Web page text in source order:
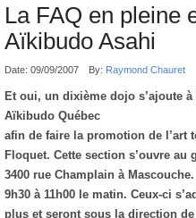
La FAQ en pleine
Aïkibudo Asahi
Date: 09/09/2007 By: Raymond Chauret
Et oui, un dixième dojo s’ajoute
Aïkibudo Québec
afin de faire la promotion de l’art
Floquet. Cette section s’ouvre au
3400 rue Champlain à
9h30 à 11h00 le matin. Ceux-ci
plus et seront sous la direction